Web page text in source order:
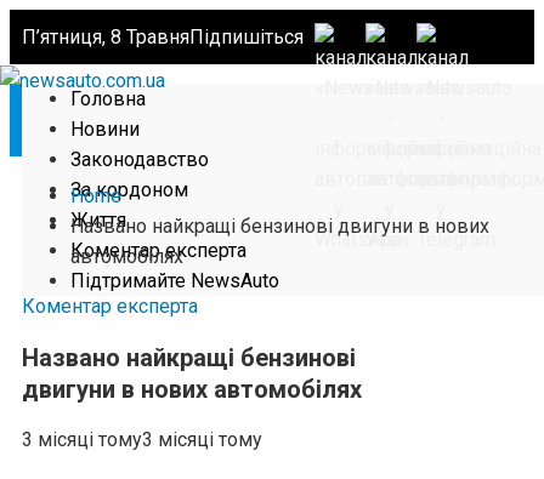
П’ятниця, 8 ТравняПідпишіться
Головна
Новини
Законодавство
За кордоном
Життя
Коментар експерта
Підтримайте NewsAuto
Home
Названо найкращі бензинові двигуни в нових
автомобілях
Коментар експерта
Названо найкращі бензинові
двигуни в нових автомобілях
3 місяці тому3 місяці тому